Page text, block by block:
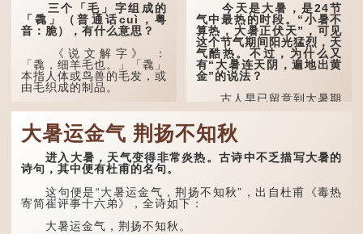
三个「毛」字组成的
「毳」（普通话cuì，粤
音：脆），有什么意思？
《说文解字》 ：
「毳，细羊毛也。」「毳」
本指人体或鸟兽的毛发，或
由毛织成的制品。
人体表面，例如手臂等
部位生长的细毛，也叫
「毳」，又叫「寒毛」、
「汗毛」。
医学上，「毳毛」是一
个专有名词。它指人类在儿
童时期长出的一种细小、不
易注意到却又几乎遍布全身
的毛发。毳毛的密度因人而
异，其长度则通常不会...
今天是大暑，是24节
气中最热的时段。“小暑不
算热，大暑正伏天”，可见
这个节气期间阳光猛烈，天
气酷热。不过，为什么又
有“大暑连天阴，遍地出黄
金”的说法？
古人早已留意到大暑期
间的气候规律。 《逸周书·
时训解》记载：「大暑之
日，腐草化为萤。又五日，
土润溽暑。又五日，大雨时
行。」意思是说，大暑时节
萤火虫出生，土地湿热，常
这段时期的雨水，对农
大暑运金气 荆扬不知秋
进入大暑，天气变得非常炎热。古诗中不乏描写大暑的
诗句，其中便有杜甫的名句。
这句便是“大暑运金气，荆扬不知秋”，出自杜甫《毒热
寄简崔评事十六弟》，全诗如下：
大暑运金气，荆扬不知秋。